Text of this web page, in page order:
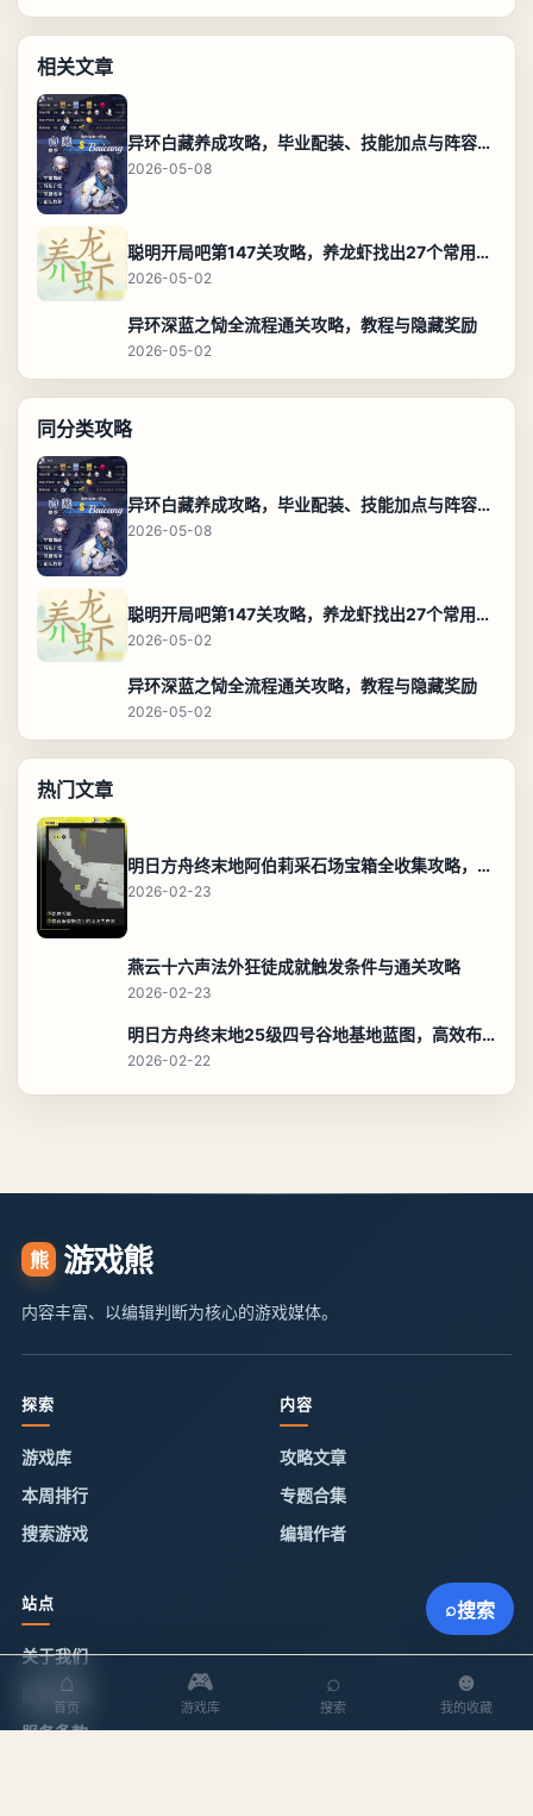
相关文章
异环白藏养成攻略，毕业配装、技能加点与阵容搭配保姆级解析
2026-05-08
聪明开局吧第147关攻略，养龙虾找出27个常用字通关答案
2026-05-02
异环深蓝之恸全流程通关攻略，教程与隐藏奖励
2026-05-02
同分类攻略
异环白藏养成攻略，毕业配装、技能加点与阵容搭配保姆级解析
2026-05-08
聪明开局吧第147关攻略，养龙虾找出27个常用字通关答案
2026-05-02
异环深蓝之恸全流程通关攻略，教程与隐藏奖励
2026-05-02
热门文章
明日方舟终末地阿伯莉采石场宝箱全收集攻略，全点位分布图与路线
2026-02-23
燕云十六声法外狂徒成就触发条件与通关攻略
2026-02-23
熊 游戏熊
内容丰富、以编辑判断为核心的游戏媒体。
探索
游戏库
本周排行
搜索游戏
内容
攻略文章
专题合集
编辑作者
站点
关于我们
隐私政策
服务条款
⌂
首页
🎮
游戏库
⌕
搜索
☻
我的收藏
⌕搜索